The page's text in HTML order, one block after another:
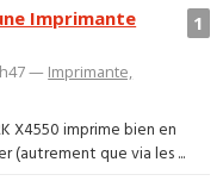
1
Imprimante
— Imprimante,
X4550 imprime bien en
(autrement que via les ...